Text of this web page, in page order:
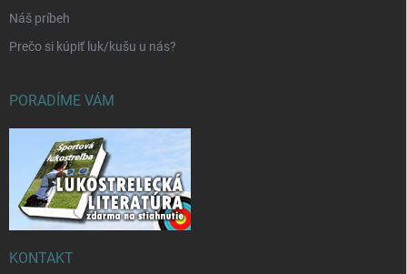
Náš príbeh
Prečo si kúpiť luk/kušu u nás?
PORADÍME VÁM
KONTAKT